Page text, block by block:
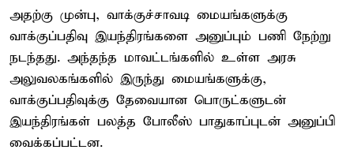
அதற்கு முன்பு, வாக்குச்சாவடி மையங்களுக்கு
வாக்குப்பதிவு இயந்திரங்களை அனுப்பும் பணி நேற்று
நடந்தது. அந்தந்த மாவட்டங்களில் உள்ள அரசு
அலுவலகங்களில் இருந்து மையங்களுக்கு,
வாக்குப்பதிவுக்கு தேவையான பொருட்களுடன்
இயந்திரங்கள் பலத்த போலீஸ் பாதுகாப்புடன் அனுப்பி
வைக்கப்பட்டன.